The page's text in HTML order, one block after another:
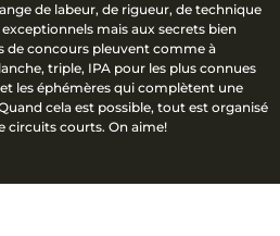
de labeur, de rigueur, de technique
mais aux secrets bien
de concours pleuvent comme à
triple, IPA pour les plus connues
les éphémères qui complètent une
cela est possible, tout est organisé
circuits courts. On aime!